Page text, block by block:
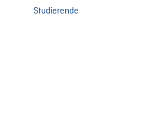
Studierende